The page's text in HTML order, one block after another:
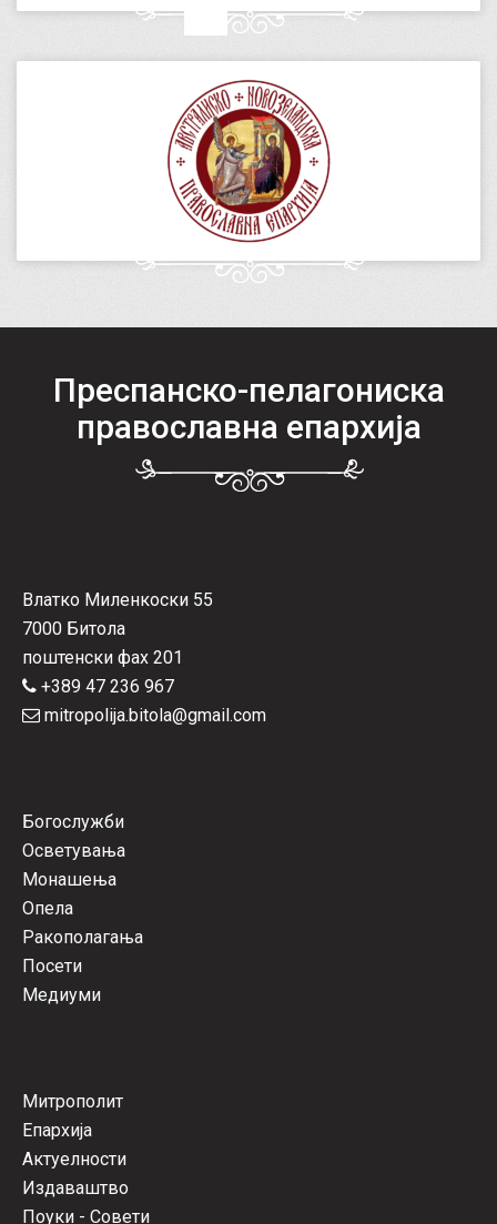
Преспанско-пелагониска
православна епархија
Влатко Миленкоски 55
7000 Битола
поштенски фах 201
+389 47 236 967
mitropolija.bitola@gmail.com
Богослужби
Осветувања
Монашења
Опела
Ракополагања
Посети
Медиуми
Митрополит
Епархија
Актуелности
Издаваштво
Поуки - Совети